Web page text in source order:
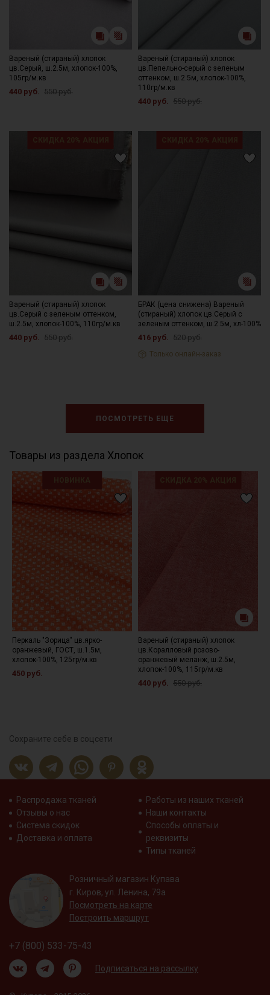
Вареный (стираный) хлопок
цв.Серый, ш.2.5м, хлопок-100%,
105гр/м.кв
440 руб. 550 руб.
Вареный (стираный) хлопок
цв.Пепельно-серый с зеленым
оттенком, ш.2.5м, хлопок-100%,
110гр/м.кв
440 руб. 550 руб.
Вареный (стираный) хлопок
цв.Серый с зеленым оттенком,
ш.2.5м, хлопок-100%, 110гр/м.кв
440 руб. 550 руб.
БРАК (цена снижена) Вареный
(стираный) хлопок цв.Серый с
зеленым оттенком, ш.2.5м, хл-100%
416 руб. 520 руб.
Только онлайн-заказ
ПОСМОТРЕТЬ ЕЩЕ
Товары из раздела Хлопок
Перкаль "Зорица" цв.ярко-
оранжевый, ГОСТ, ш.1.5м,
хлопок-100%, 125гр/м.кв
450 руб.
Вареный (стираный) хлопок
цв.Коралловый розово-
оранжевый меланж, ш.2.5м,
хлопок-100%, 115гр/м.кв
440 руб. 550 руб.
Сохраните себе в соцсети
Распродажа тканей
Отзывы о нас
Система скидок
Доставка и оплата
Работы из наших тканей
Наши контакты
Способы оплаты и
реквизиты
Типы тканей
Розничный магазин Купава
г. Киров, ул. Ленина, 79а
Посмотреть на карте
Построить маршрут
+7 (800) 533-75-43
Подписаться на рассылку